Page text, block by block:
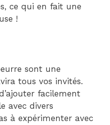
ce qui en fait une
!
sont une
tous vos invités.
facilement
avec divers
à expérimenter avec